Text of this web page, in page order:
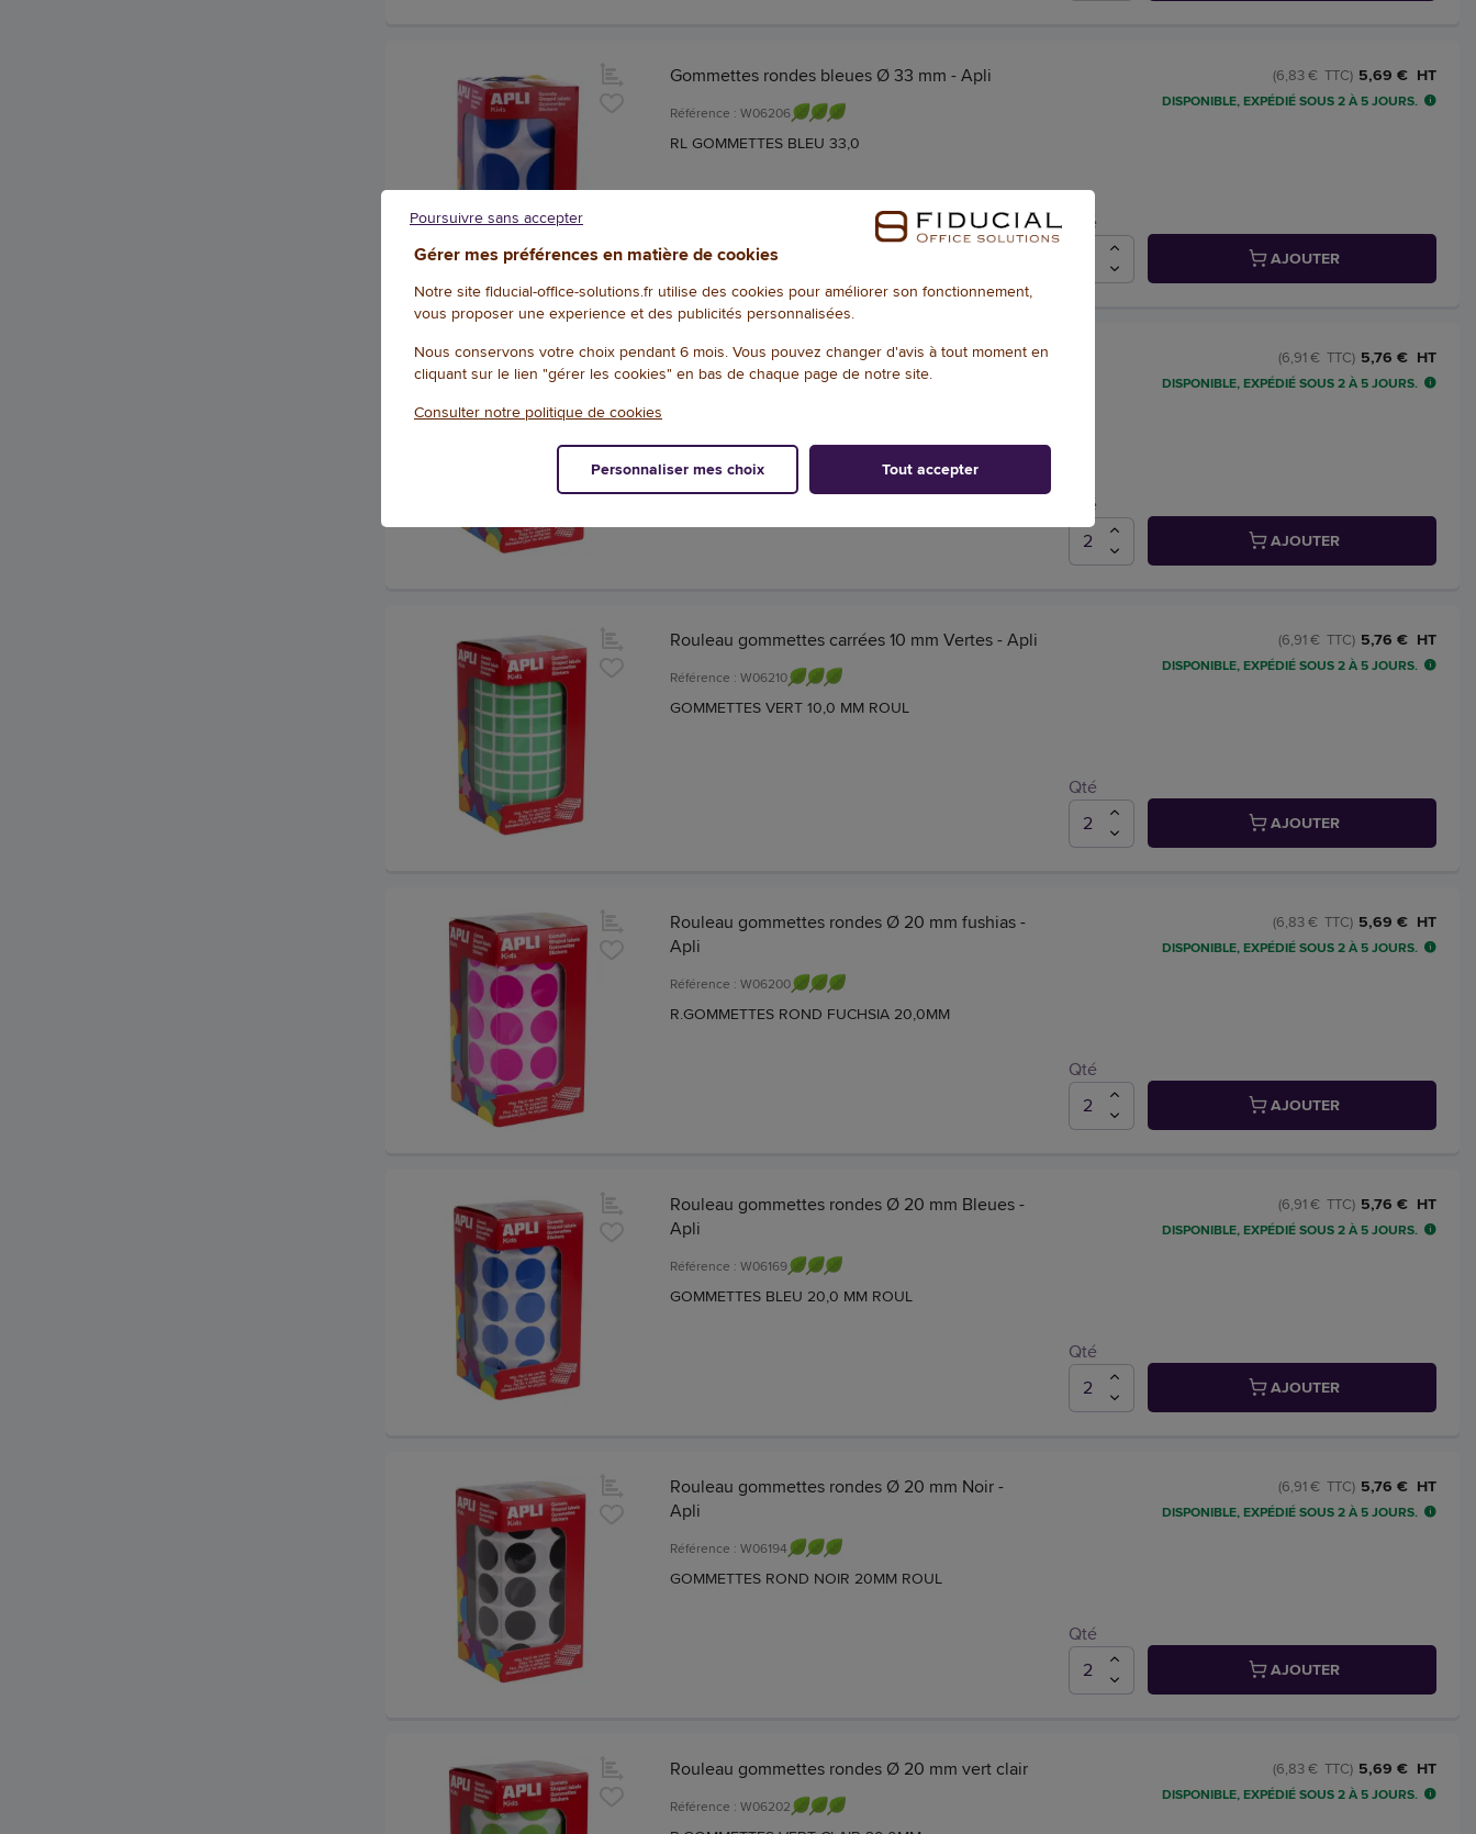
Gommettes rondes bleues Ø 33 mm - Apli
Référence : W06206
RL GOMMETTES BLEU 33,0
5,69 € HT
(6,83 € TTC)
DISPONIBLE, EXPÉDIÉ SOUS 2 À 5 JOURS.
Qté
AJOUTER
Rouleau gommettes rondes Ø 15 mm Bleues -
Apli
GOMMETTES BLEU 15,0 MM ROUL
5,76 € HT
(6,91 € TTC)
DISPONIBLE, EXPÉDIÉ SOUS 2 À 5 JOURS.
Qté
AJOUTER
Rouleau gommettes carrées 10 mm Vertes - Apli
Référence : W06210
GOMMETTES VERT 10,0 MM ROUL
5,76 € HT
(6,91 € TTC)
DISPONIBLE, EXPÉDIÉ SOUS 2 À 5 JOURS.
Qté
AJOUTER
Rouleau gommettes rondes Ø 20 mm fushias -
Apli
Référence : W06200
R.GOMMETTES ROND FUCHSIA 20,0MM
5,69 € HT
(6,83 € TTC)
DISPONIBLE, EXPÉDIÉ SOUS 2 À 5 JOURS.
Qté
AJOUTER
Rouleau gommettes rondes Ø 20 mm Bleues -
Apli
Référence : W06169
GOMMETTES BLEU 20,0 MM ROUL
5,76 € HT
(6,91 € TTC)
DISPONIBLE, EXPÉDIÉ SOUS 2 À 5 JOURS.
Qté
AJOUTER
Rouleau gommettes rondes Ø 20 mm Noir -
Apli
Référence : W06194
GOMMETTES ROND NOIR 20MM ROUL
5,76 € HT
(6,91 € TTC)
DISPONIBLE, EXPÉDIÉ SOUS 2 À 5 JOURS.
Qté
AJOUTER
Rouleau gommettes rondes Ø 20 mm vert clair
Référence : W06202
5,69 € HT
(6,83 € TTC)
DISPONIBLE, EXPÉDIÉ SOUS 2 À 5 JOURS.
Gérer mes préférences en matière de cookies
Notre site fiducial-office-solutions.fr utilise des cookies pour améliorer son fonctionnement,
vous proposer une experience et des publicités personnalisées.
Nous conservons votre choix pendant 6 mois. Vous pouvez changer d'avis à tout moment en
cliquant sur le lien "gérer les cookies" en bas de chaque page de notre site.
Consulter notre politique de cookies
Poursuivre sans accepter
Personnaliser mes choix Tout accepter